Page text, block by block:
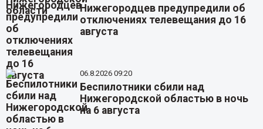
Нижегородцев предупредили об
отключениях телевещания до 16
августа
06.8.2026 09:20
Беспилотники сбили над
Нижегородской областью в ночь
на 6 августа